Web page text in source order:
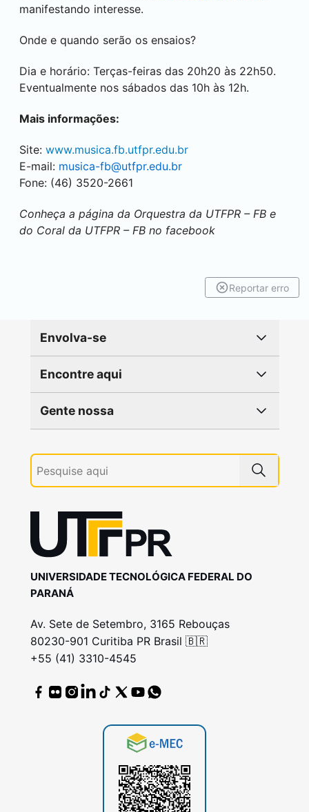
manifestando interesse.
Onde e quando serão os ensaios?
Dia e horário: Terças-feiras das 20h20 às 22h50.
Eventualmente nos sábados das 10h às 12h.
Mais informações:
Site: www.musica.fb.utfpr.edu.br
E-mail: musica-fb@utfpr.edu.br
Fone: (46) 3520-2661
Conheça a página da Orquestra da UTFPR – FB e
do Coral da UTFPR – FB no facebook
Reportar erro
Envolva-se
Encontre aqui
Gente nossa
UNIVERSIDADE TECNOLÓGICA FEDERAL DO
PARANÁ
Av. Sete de Setembro, 3165 Rebouças
80230-901 Curitiba PR Brasil 🇧🇷
+55 (41) 3310-4545